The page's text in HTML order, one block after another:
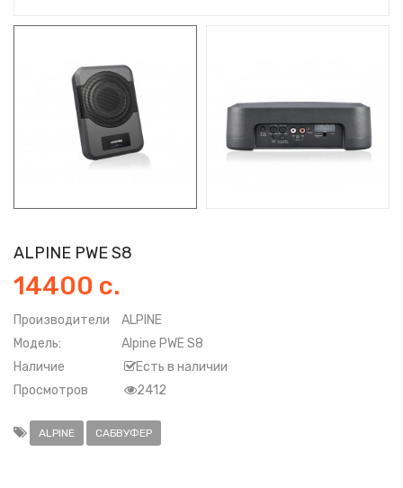
ALPINE PWE S8
14400 с.
Производители
ALPINE
Модель:
Alpine PWE S8
Наличие
Есть в наличии
Просмотров
2412
ALPINE САБВУФЕР